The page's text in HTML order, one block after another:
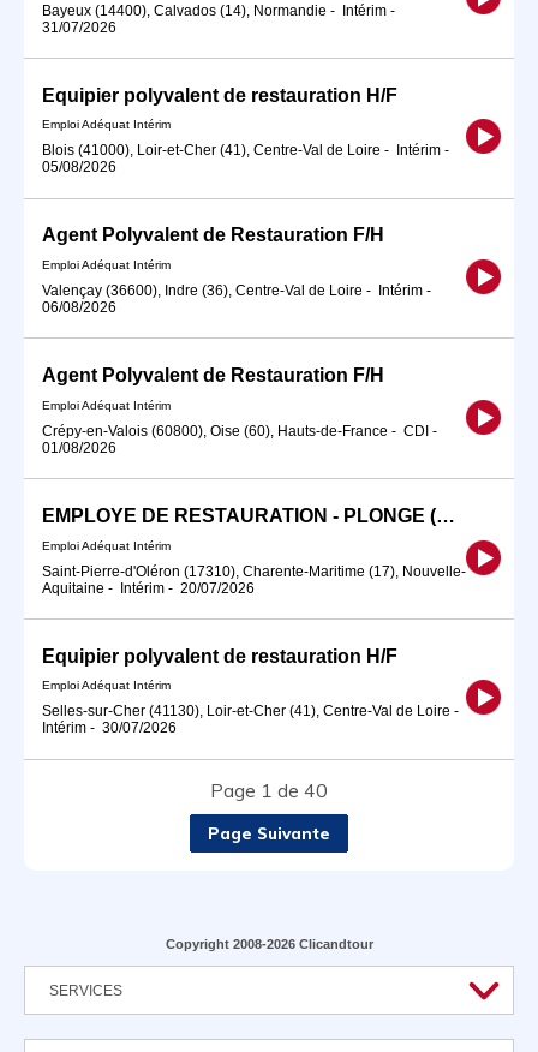
Bayeux (14400), Calvados (14), Normandie - Intérim -
31/07/2026
Equipier polyvalent de restauration H/F
Emploi Adéquat Intérim
Blois (41000), Loir-et-Cher (41), Centre-Val de Loire - Intérim -
05/08/2026
Agent Polyvalent de Restauration F/H
Emploi Adéquat Intérim
Valençay (36600), Indre (36), Centre-Val de Loire - Intérim -
06/08/2026
Agent Polyvalent de Restauration F/H
Emploi Adéquat Intérim
Crépy-en-Valois (60800), Oise (60), Hauts-de-France - CDI -
01/08/2026
EMPLOYE DE RESTAURATION - PLONGE (H/F)
Emploi Adéquat Intérim
Saint-Pierre-d'Oléron (17310), Charente-Maritime (17), Nouvelle-
Aquitaine - Intérim - 20/07/2026
Equipier polyvalent de restauration H/F
Emploi Adéquat Intérim
Selles-sur-Cher (41130), Loir-et-Cher (41), Centre-Val de Loire -
Intérim - 30/07/2026
Page 1 de 40
Page Suivante
Copyright 2008-2026 Clicandtour
SERVICES